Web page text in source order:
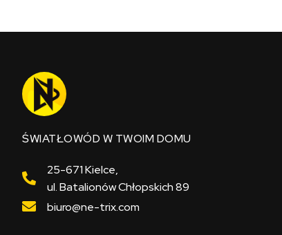
ŚWIATŁOWÓD W TWOIM DOMU
25-671 Kielce,
ul. Batalionów Chłopskich 89
biuro@ne-trix.com